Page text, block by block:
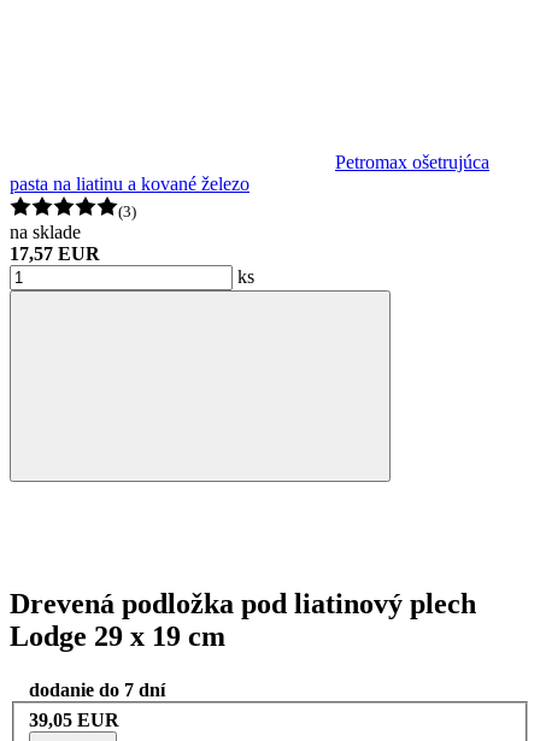
Petromax ošetrujúca
pasta na liatinu a kované železo
(3)
na sklade
17,57 EUR
ks
Drevená podložka pod liatinový plech
Lodge 29 x 19 cm
dodanie do 7 dní
39,05 EUR